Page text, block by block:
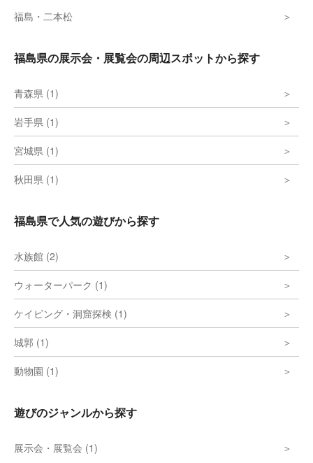
福島・二本松
福島県の展示会・展覧会の周辺スポットから探す
青森県 (1)
岩手県 (1)
宮城県 (1)
秋田県 (1)
福島県で人気の遊びから探す
水族館 (2)
ウォーターパーク (1)
ケイビング・洞窟探検 (1)
城郭 (1)
動物園 (1)
遊びのジャンルから探す
展示会・展覧会 (1)